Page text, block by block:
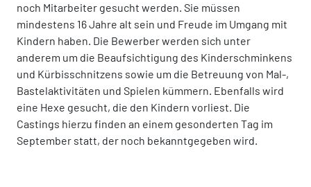
noch Mitarbeiter gesucht werden. Sie müssen
mindestens 16 Jahre alt sein und Freude im Umgang mit
Kindern haben. Die Bewerber werden sich unter
anderem um die Beaufsichtigung des Kinderschminkens
und Kürbisschnitzens sowie um die Betreuung von Mal-,
Bastelaktivitäten und Spielen kümmern. Ebenfalls wird
eine Hexe gesucht, die den Kindern vorliest. Die
Castings hierzu finden an einem gesonderten Tag im
September statt, der noch bekanntgegeben wird.